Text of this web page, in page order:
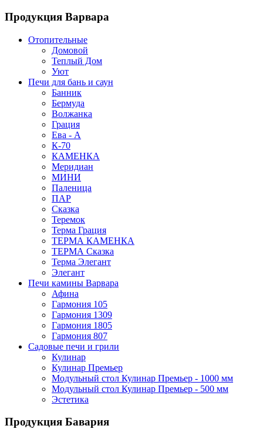
Продукция Варвара
Отопительные
Домовой
Теплый Дом
Уют
Печи для бань и саун
Банник
Бермуда
Волжанка
Грация
Ева - А
К-70
КАМЕНКА
Меридиан
МИНИ
Паленица
ПАР
Сказка
Теремок
Терма Грация
ТЕРМА КАМЕНКА
ТЕРМА Сказка
Терма Элегант
Элегант
Печи камины Варвара
Афина
Гармония 105
Гармония 1309
Гармония 1805
Гармония 807
Садовые печи и грили
Кулинар
Кулинар Премьер
Модульный стол Кулинар Премьер - 1000 мм
Модульный стол Кулинар Премьер - 500 мм
Эстетика
Продукция Бавария